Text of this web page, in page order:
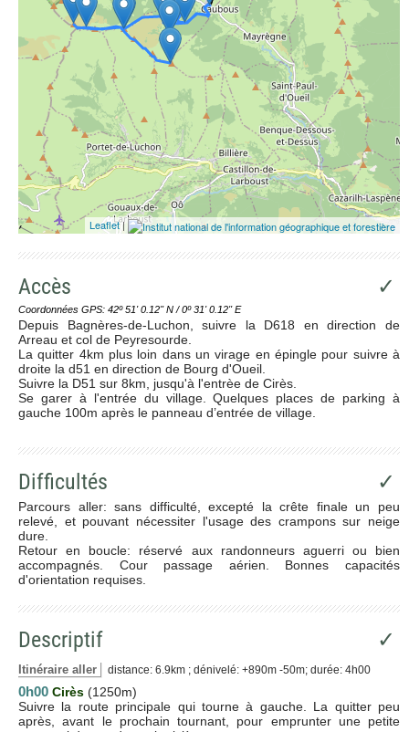
Leaflet|
Accès ✓
Coordonnées GPS: 42º 51' 0.12'' N / 0º 31' 0.12'' E
Depuis Bagnères-de-Luchon, suivre la D618 en direction de
Arreau et col de Peyresourde.
La quitter 4km plus loin dans un virage en épingle pour suivre à
droite la d51 en direction de Bourg d'Oueil.
Suivre la D51 sur 8km, jusqu'à l'entrèe de Cirès.
Se garer à l'entrée du village. Quelques places de parking à
gauche 100m après le panneau d’entrée de village.
Difficultés ✓
Parcours aller: sans difficulté, excepté la crête finale un peu
relevé, et pouvant nécessiter l'usage des crampons sur neige
dure.
Retour en boucle: réservé aux randonneurs aguerri ou bien
accompagnés. Cour passage aérien. Bonnes capacités
d'orientation requises.
Descriptif ✓
Itinéraire aller distance: 6.9km ; dénivelé: +890m -50m; durée: 4h00
0h00 Cirès (1250m)
Suivre la route principale qui tourne à gauche. La quitter peu
après, avant le prochain tournant, pour emprunter une petite